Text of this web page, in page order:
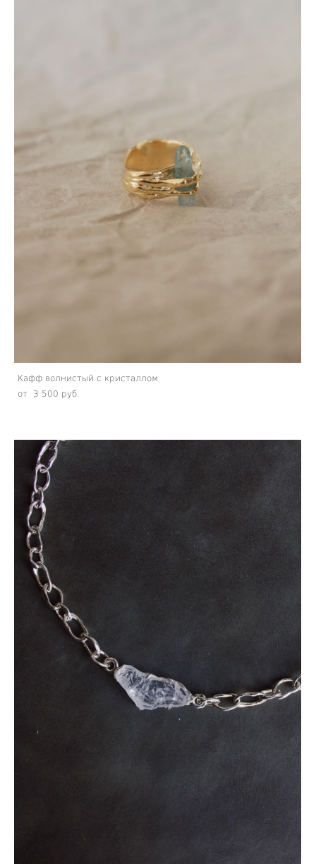
Кафф волнистый с кристаллом
от 3 500 pуб.